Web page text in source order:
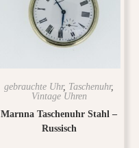
gebrauchte Uhr, Taschenuhr,
Vintage Uhren
Marnna Taschenuhr Stahl –
Russisch